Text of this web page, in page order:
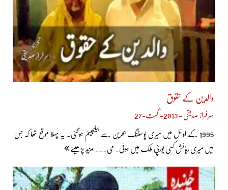
والدین کے حقوق
سرفراز صدیقی - 2013-اگست-27
1995 کے اوائل میں میری پوسٹنگ بحرین سے بیلجیئم ہوگئی۔ یہ پہلا موقع تھا کہ جس
میں میری رہائش کسی یورپی مُلک میں ہوئی۔ می... مزید پڑھیئے